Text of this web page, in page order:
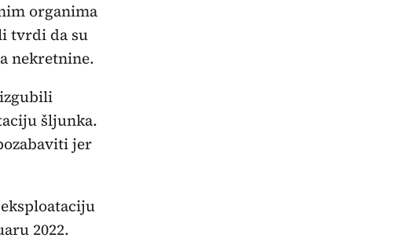
organima
tvrdi da su
nekretnine.
šljunka.
jer
2022.